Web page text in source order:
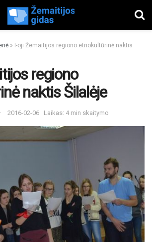
» I-oji Žemaitijos regiono etnokultūrinė naktis
regiono
naktis Šilalėje
2016-02-06 Laikas: 4 min skaitymo